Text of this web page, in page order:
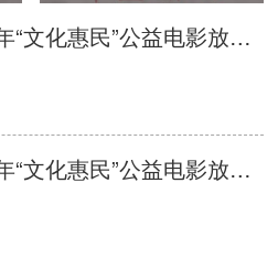
2019年“文化惠民”公益电影放映活动单次放映平台监管百分制考核表 滨州
2019年“文化惠民”公益电影放映活动单次放映平台监管百分制考核表 威海